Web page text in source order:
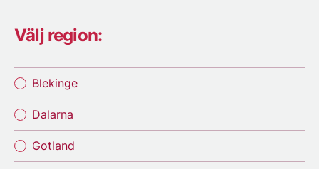
Välj region:
Blekinge
Dalarna
Gotland